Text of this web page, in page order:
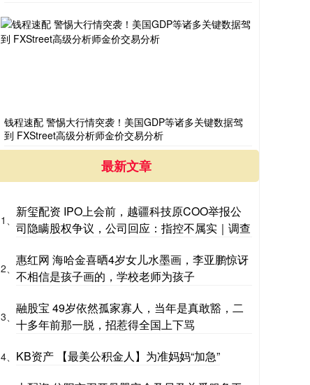
钱程速配 警惕大行情突袭！美国GDP等诸多关键数据驾
到 FXStreet高级分析师金价交易分析
最新文章
1、
新玺配资 IPO上会前，越疆科技原COO举报公
司隐瞒股权争议，公司回应：指控不属实｜调查
2、
惠红网 海哈金喜晒4岁女儿水墨画，李亚鹏惊讶
不相信是孩子画的，学校老师为孩子
3、
融股宝 49岁依然孤家寡人，当年是真敢豁，二
十多年前那一脱，招惹得全国上下骂
4、 KB资产 【最美公积金人】为准妈妈“加急”